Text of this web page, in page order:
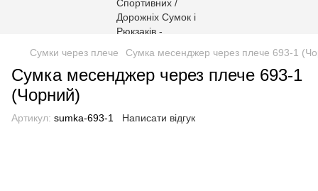
Сумки через плече Сумка месенджер через плече 693-1
Сумка месенджер через плече 693-1
(Чорний)
Артикул: sumka-693-1 Написати відгук